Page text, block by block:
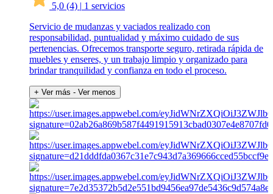
5,0 (4) | 1 servicios
Servicio de mudanzas y vaciados realizado con
responsabilidad, puntualidad y máximo cuidado de sus
pertenencias. Ofrecemos transporte seguro, retirada rápida de
muebles y enseres, y un trabajo limpio y organizado para
brindar tranquilidad y confianza en todo el proceso.
+ Ver más - Ver menos